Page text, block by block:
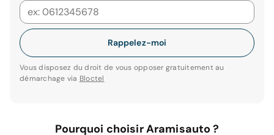
Rappelez-moi
Vous disposez du droit de vous opposer gratuitement au
démarchage via Bloctel
Pourquoi choisir Aramisauto ?